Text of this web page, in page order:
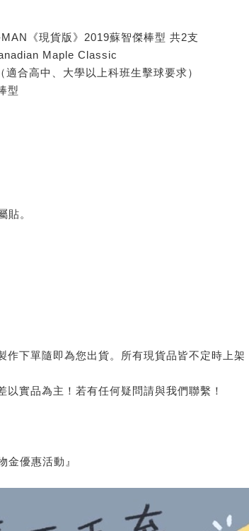
《現貨版》2019蘇智傑棒型 共2支
Maple Classic
合高中、大學以上科班生擊球要求）
型
貼。
下單隨即為您出貨。所有現貨品皆不定時上
實品為主！若有任何疑問請與我們聯繫！
金優惠活動』